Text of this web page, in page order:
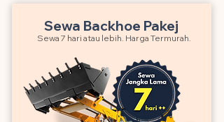
Sewa Backhoe Pakej
Sewa 7 hari atau lebih. Harga Termurah.